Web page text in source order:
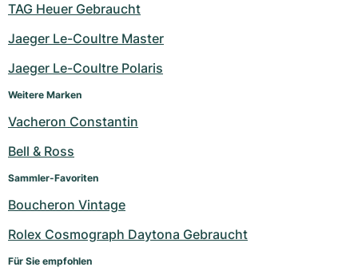
TAG Heuer Gebraucht
Jaeger Le-Coultre Master
Jaeger Le-Coultre Polaris
Weitere Marken
Vacheron Constantin
Bell & Ross
Sammler-Favoriten
Boucheron Vintage
Rolex Cosmograph Daytona Gebraucht
Für Sie empfohlen